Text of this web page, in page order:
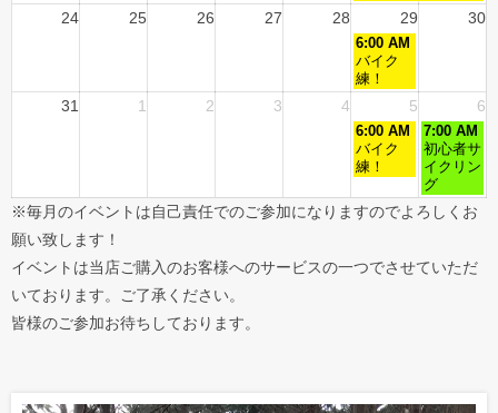
24 25 26 27 28 29 30
6:00 AM
バイク
練！
31 1 2 3 4 5 6
6:00 AM
バイク
練！
7:00 AM
初心者サ
イクリン
グ
※毎月のイベントは自己責任でのご参加になりますのでよろしくお
願い致します！
イベントは当店ご購入のお客様へのサービスの一つでさせていただ
いております。ご了承ください。
皆様のご参加お待ちしております。